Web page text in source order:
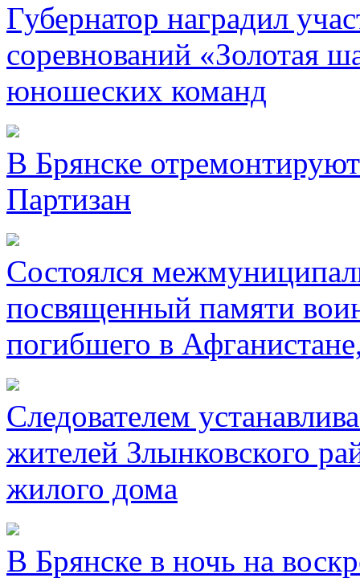
Губернатор наградил
соревнований «Золотая
юношеских команд
В Брянске
Партизан
Состоялся
посвященный памяти
погибшего в
Следователем
жителей Злынковского
жилого дома
В Брянске в ночь на